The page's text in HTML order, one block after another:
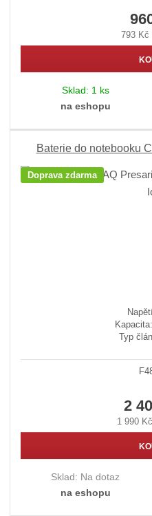
793 Kč
Sklad: 1 ks
na eshopu
Baterie do notebooku
Doprava zdarma
Typ
2
1 990
Sklad: Na dotaz
na eshopu